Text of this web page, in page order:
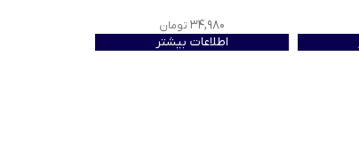
۳۴,۹۸۰ تومان
اطلاعات بیشتر